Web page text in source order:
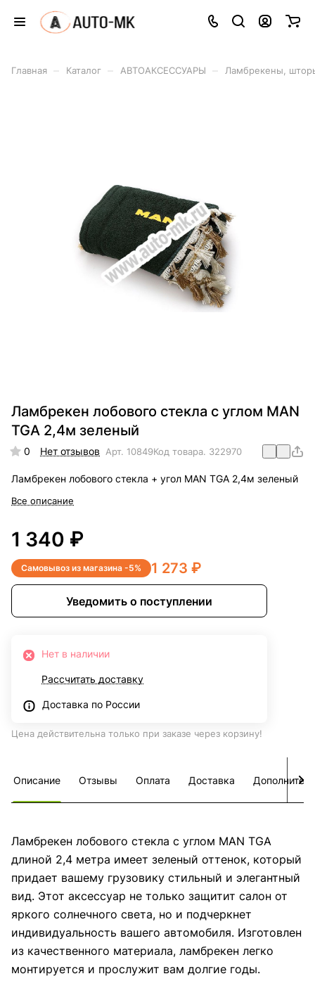
Главная Каталог АВТОАКСЕССУАРЫ Ламбрекены,
Ламбрекен лобового стекла с углом MAN
TGA 2,4м зеленый
0 Нет отзывов Арт. 10849Код товара. 322970
Ламбрекен лобового стекла + угол MAN TGA 2,4м зеленый
Все описание
1 340 ₽
Самовывоз из магазина -5% 1 273 ₽
Уведомить о поступлении
Нет в наличии
Рассчитать доставку
Доставка по России
Цена действительна только при заказе через корзину!
Описание Отзывы Оплата Доставка
Ламбрекен лобового стекла с углом MAN TGA
длиной 2,4 метра имеет зеленый оттенок, который
придает вашему грузовику стильный и элегантный
вид. Этот аксессуар не только защитит салон от
яркого солнечного света, но и подчеркнет
индивидуальность вашего автомобиля. Изготовлен
из качественного материала, ламбрекен легко
монтируется и прослужит вам долгие годы.